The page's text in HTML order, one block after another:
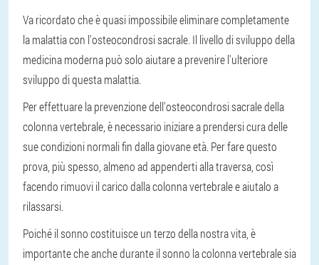
Va ricordato che è quasi impossibile eliminare completamente
la malattia con l'osteocondrosi sacrale. Il livello di sviluppo della
medicina moderna può solo aiutare a prevenire l'ulteriore
sviluppo di questa malattia.
Per effettuare la prevenzione dell'osteocondrosi sacrale della
colonna vertebrale, è necessario iniziare a prendersi cura delle
sue condizioni normali fin dalla giovane età. Per fare questo
prova, più spesso, almeno ad appenderti alla traversa, così
facendo rimuovi il carico dalla colonna vertebrale e aiutalo a
rilassarsi.
Poiché il sonno costituisce un terzo della nostra vita, è
importante che anche durante il sonno la colonna vertebrale sia